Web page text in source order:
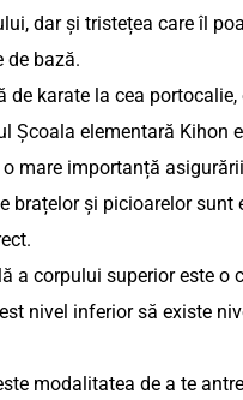
dar și tristețea care îl
de bază.
de karate la cea
Școala elementară Kihon
mare importanță
brațelor și picioarelor
a corpului superior este
nivel inferior să existe
modalitatea de a te